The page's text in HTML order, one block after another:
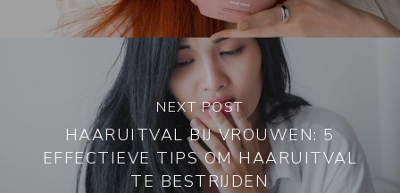
NEXT POST
HAARUITVAL BIJ VROUWEN: 5
EFFECTIEVE TIPS OM HAARUITVAL
TE BESTRIJDEN